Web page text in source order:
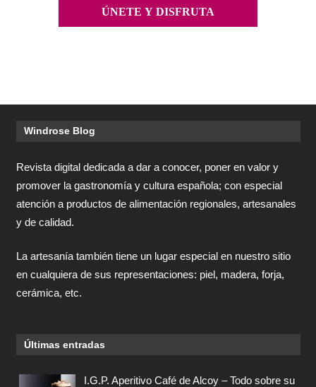
Windrose Blog
Revista digital dedicada a dar a conocer, poner en valor y
promover la gastronomía y cultura española; con especial
atención a productos de alimentación regionales, artesanales
y de calidad.
La artesanía también tiene un lugar especial en nuestro sitio
en cualquiera de sus representaciones: piel, madera, forja,
cerámica, etc.
Últimas entradas
I.G.P. Aperitivo Café de Alcoy – Todo sobre su